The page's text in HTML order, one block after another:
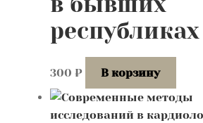
300 ₽ В корзину